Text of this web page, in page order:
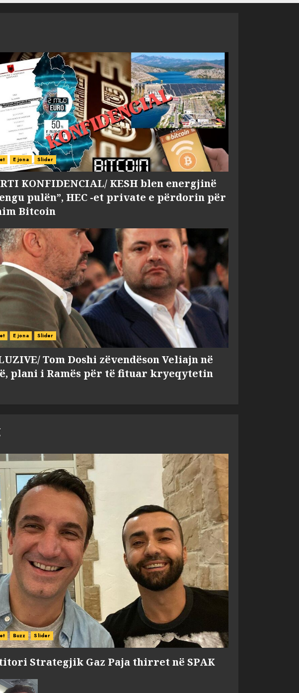
E jona Slider
KONFIDENCIAL/ KESH blen energjinë
pulën”, HEC -et private e përdorin për
Bitcoin
E jona Slider
Tom Doshi zëvendëson Veliajn në
plani i Ramës për të fituar kryeqytetin
Buzz Slider
Strategjik Gaz Paja thirret në SPAK